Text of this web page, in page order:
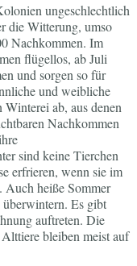
ungeschlechtlich
die Witterung, umso
Nachkommen. Im
flügellos, ab Juli
und sorgen so für
und weibliche
ab, aus denen
Nachkommen
sind keine Tierchen
erfrieren, wenn sie im
Auch heiße Sommer
Es gibt
auftreten. Die
bleiben meist auf